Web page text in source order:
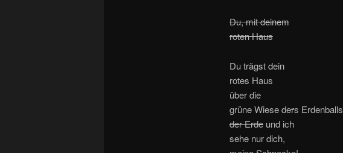
Du, mit deinem
roten Haus
Du trägst dein
rotes Haus
über die
grüne Wiese ders Erdenballs
der Erdeund ich
sehe nur dich,